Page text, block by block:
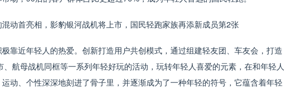
靠近年轻人的热爱。创新打造用户共创模式，通过组建轻友团、车友会，打造
航母战机同框等一系列年轻好玩的活动，玩转年轻人喜爱的元素，在和年轻人
动、个性深深地刻进了骨子里，并逐渐成为了一种年轻的符号，它蕴含着年轻